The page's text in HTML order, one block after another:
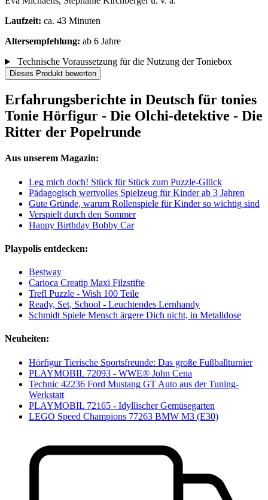
Laufzeit: ca. 43 Minuten
Altersempfehlung: ab 6 Jahre
Technische Voraussetzung für die Nutzung der Toniebox
Dieses Produkt bewerten
Erfahrungsberichte in Deutsch für tonies
Tonie Hörfigur - Die Olchi-detektive - Die
Ritter der Popelrunde
Aus unserem Magazin:
Leg mich doch! Stück für Stück zum Puzzle-Glück
Pädagogisch wertvolles Spielzeug für Kinder ab 3 Jahren
Gute Gründe, warum Rollenspiele für Kinder so wichtig sind
Verspielt durch den Sommer
Happy Birthday Bobby Car
Playpolis entdecken:
Bestway
Carioca Creatip Maxi Filzstifte
Trefl Puzzle - Wish 100 Teile
Ready, Set, School - Leuchtendes Lernhandy
Schmidt Spiele Mensch ärgere Dich nicht, in Metalldose
Neuheiten:
Hörfigur Tierische Sportsfreunde: Das große Fußballturnier
PLAYMOBIL 72093 - WWE® John Cena
Technic 42236 Ford Mustang GT Auto aus der Tuning-
Werkstatt
PLAYMOBIL 72165 - Idyllischer Gemüsegarten
LEGO Speed Champions 77263 BMW M3 (E30)